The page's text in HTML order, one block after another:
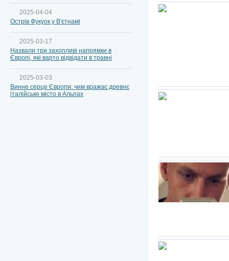
2025-04-04
Острів Фукуок у В'єтнамі
2025-03-17
Назвали три захопливі напрямки в
Європі, які варто відвідати в травні
2025-03-03
Винне серце Європи: чим вражає древнє
італійське місто в Альпах